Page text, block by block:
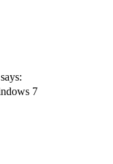
says: